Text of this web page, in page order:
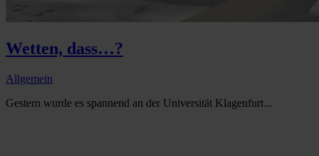
Wetten, dass…?
Allgemein
Gestern wurde es spannend an der Universität Klagenfurt...